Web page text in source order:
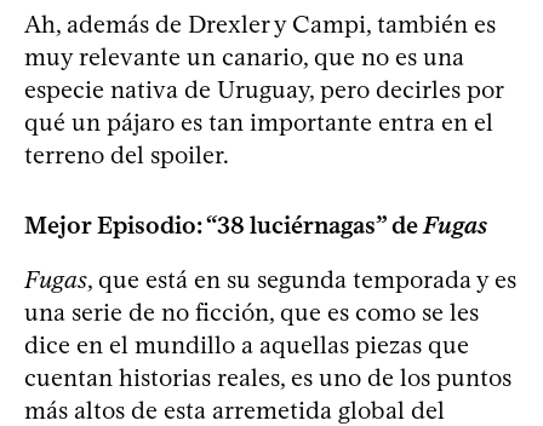
Ah, además de Drexler y Campi, también es
muy relevante un canario, que no es una
especie nativa de Uruguay, pero decirles por
qué un pájaro es tan importante entra en el
terreno del spoiler.
Mejor Episodio: “38 luciérnagas” de Fugas
Fugas, que está en su segunda temporada y es
una serie de no ficción, que es como se les
dice en el mundillo a aquellas piezas que
cuentan historias reales, es uno de los puntos
más altos de esta arremetida global del